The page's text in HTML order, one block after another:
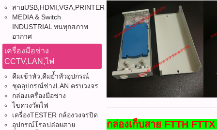
สายUSB,HDMI,VGA,PRINTER
MEDIA & Switch
INDUSTRIAL ทนทุกสภาพ
อากาศ
เครื่องมือช่าง
CCTV,LAN,ไฟ
คีมเข้าหัว,คีมย้ำหัวอุปกรณ์
ชุดอุปกรณ์ช่างLAN ครบวงจร
กล่องเครื่องมือช่าง
ไขควงวัดไฟ
เครื่องTESTER กล้องวงจรปิด
อุปกรณ์โรลปล่อยสาย
กล่องเก็บสาย FTTH